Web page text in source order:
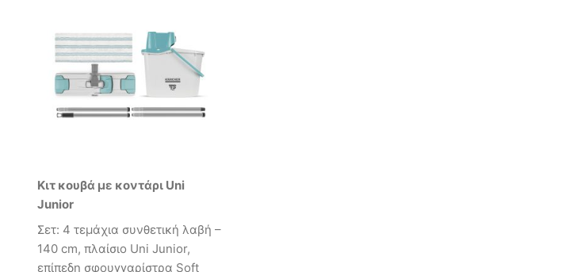
Κιτ κουβά με κοντάρι Uni
Junior
Σετ: 4 τεμάχια συνθετική λαβή –
140 cm, πλαίσιο Uni Junior,
επίπεδη σφουγγαρίστρα Soft